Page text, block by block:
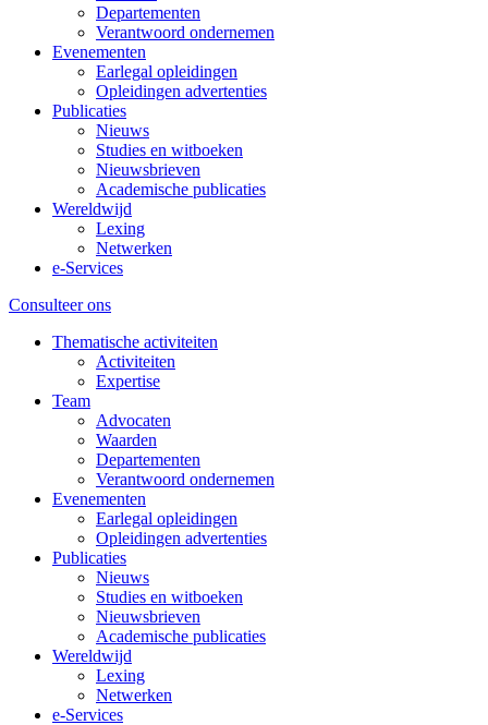
Departementen
Verantwoord ondernemen
Evenementen
Earlegal opleidingen
Opleidingen advertenties
Publicaties
Nieuws
Studies en witboeken
Nieuwsbrieven
Academische publicaties
Wereldwijd
Lexing
Netwerken
e-Services
Consulteer ons
Thematische activiteiten
Activiteiten
Expertise
Team
Advocaten
Waarden
Departementen
Verantwoord ondernemen
Evenementen
Earlegal opleidingen
Opleidingen advertenties
Publicaties
Nieuws
Studies en witboeken
Nieuwsbrieven
Academische publicaties
Wereldwijd
Lexing
Netwerken
e-Services